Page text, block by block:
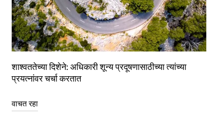
शाश्वततेच्या दिशेने: अधिकारी शून्य प्रदूषणासाठीच्या त्यांच्या
प्रयत्नांवर चर्चा करतात
वाचत रहा